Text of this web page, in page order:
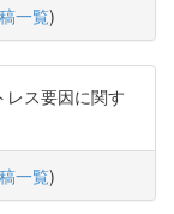
一覧)
ス要因に関す
一覧)